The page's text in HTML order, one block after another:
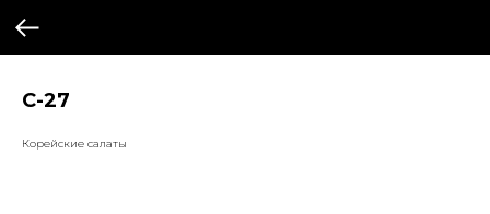
С-27
Корейские салаты